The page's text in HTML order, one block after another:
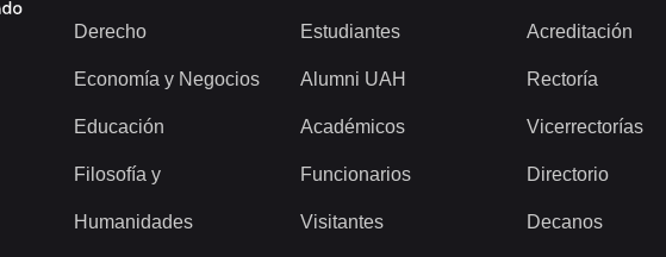
Derecho
Economía y Negocios
Educación
Filosofía y
Humanidades
Estudiantes
Alumni UAH
Académicos
Funcionarios
Visitantes
Acreditación
Rectoría
Vicerrectorías
Directorio
Decanos